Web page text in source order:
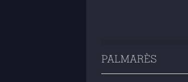
PALMARÈS